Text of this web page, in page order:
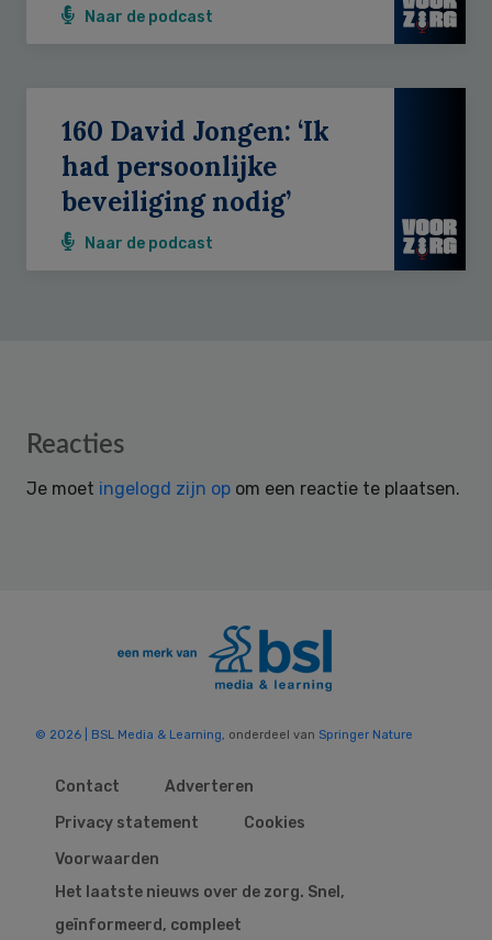
Naar de podcast
160 David Jongen: ‘Ik
had persoonlijke
beveiliging nodig’
Naar de podcast
Reader
Reacties
Je moet ingelogd zijn op om een reactie te plaatsen.
© 2026 | BSL Media & Learning, onderdeel van Springer Nature
Contact
Adverteren
Privacy statement
Cookies
Voorwaarden
Het laatste nieuws over de zorg. Snel,
geïnformeerd, compleet